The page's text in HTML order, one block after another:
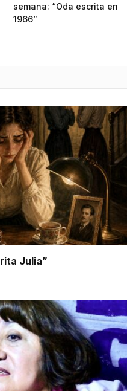
semana: “Oda escrita en
1966”
Julia”